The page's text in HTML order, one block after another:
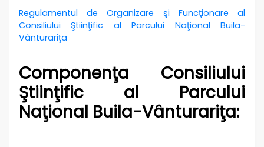
Regulamentul de Organizare şi Funcţionare al
Consiliului Ştiinţific al Parcului Naţional Buila-
Vânturariţa
Componenţa Consiliului
Ştiinţific al Parcului
Naţional Buila-Vânturariţa: